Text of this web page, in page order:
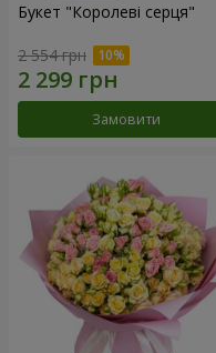
Букет "Королеві серця"
2 554 грн
Замовити